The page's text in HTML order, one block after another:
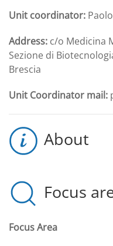
Unit coordinator:
Address: c/o Medicina
Sezione di
Brescia
Unit Coordinator mail:
About
Focus
Focus Area